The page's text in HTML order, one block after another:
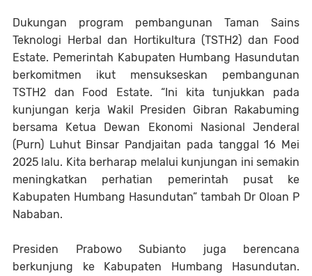
Dukungan program pembangunan Taman Sains
Teknologi Herbal dan Hortikultura (TSTH2) dan Food
Estate. Pemerintah Kabupaten Humbang Hasundutan
berkomitmen ikut mensukseskan pembangunan
TSTH2 dan Food Estate. “Ini kita tunjukkan pada
kunjungan kerja Wakil Presiden Gibran Rakabuming
bersama Ketua Dewan Ekonomi Nasional Jenderal
(Purn) Luhut Binsar Pandjaitan pada tanggal 16 Mei
2025 lalu. Kita berharap melalui kunjungan ini semakin
meningkatkan perhatian pemerintah pusat ke
Kabupaten Humbang Hasundutan” tambah Dr Oloan P
Nababan.
Presiden Prabowo Subianto juga berencana
berkunjung ke Kabupaten Humbang Hasundutan.